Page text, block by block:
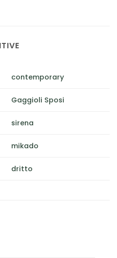
contemporary
Gaggioli Sposi
sirena
mikado
dritto